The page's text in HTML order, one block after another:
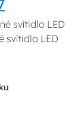
svítidlo LED
svítidlo LED